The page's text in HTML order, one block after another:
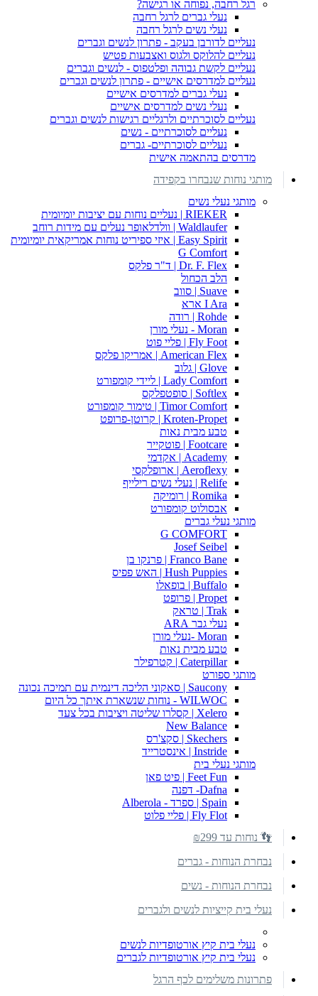
רגל רחבה, נפוחה או רגישה?
נעלי גברים לרגל רחבה
נעלי נשים לרגל רחבה
נעליים לדורבן בעקב - פתרון לנשים וגברים
נעליים להלוקס ולגוס ואצבעות פטיש
נעליים לקשת גבוהה ופלטפוס - לנשים וגברים
נעליים למדרסים אישיים - פתרון לנשים וגברים
נעלי גברים למדרסים אישיים
נעלי נשים למדרסים אישיים
נעליים לסוכרתיים ולרגליים רגישות לנשים וגברים
נעליים לסוכרתיים - נשים
נעליים לסוכרתיים- גברים
מדרסים בהתאמה אישית
מותגי נוחות שנבחרו בקפידה
מותגי נעלי נשים
RIEKER | נעליים נוחות עם יציבות יומיומית
Waldlaufer | וולדלאופר נעלים עם מידות רוחב
Easy Spirit | איזי ספיריט נוחות אמריקאית יומיומית
G Comfort
Dr. F. Flex | ד"ר פלקס
הלב הכחול
Suave | סווב
I Ara ארא
Rohde | רודה
Moran - נעלי מורן
Fly Foot | פליי פוט
American Flex | אמריקו פלקס
Glove | גלוב
Lady Comfort | ליידי קומפורט
Softlex | סופטפלקס
Timor Comfort | טימור קומפורט
Kroten-Propet | קרוטן-פרופט
טבע מבית נאות
Footcare | פוטקייר
Academy | אקדמי
Aeroflexy | ארופלקסי
Relife | נעלי נשים רילייף
Romika | רומיקה
אבסולוט קומפורט
מותגי נעלי גברים
G COMFORT
Josef Seibel
Franco Bane | פרנקו בן
Hush Puppies | האש פפיס
Buffalo | בופאלו
Propet | פרופט
Trak | טראק
נעלי גבר ARA
Moran -נעלי מורן
טבע מבית נאות
Caterpillar | קטרפילר
מותגי ספורט
Saucony | סאקוני הליכה דינמית עם תמיכה נכונה
WILWOC - נוחות שנשארת איתך כל היום
Xelero | קסלרו שליטה ויציבות בכל צעד
New Balance
Skechers | סקצ'רס
Instride | אינסטרייד
מותגי נעלי בית
Feet Fun | פיט פאן
Dafna- דפנה
Spain | ספרד - Alberola
Fly Flot | פליי פלוט
👣 נוחות עד ₪299
נבחרת הנוחות - גברים
נבחרת הנוחות - נשים
נעלי בית קייציות לנשים ולגברים
נעלי בית קיץ אורטופדיות לנשים
נעלי בית קיץ אורטופדיות לגברים
פתרונות משלימים לכף הרגל